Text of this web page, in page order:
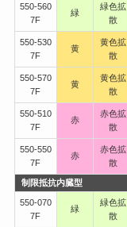
550-560
7F
緑
緑色拡
散
550-530
7F
黄
黄色拡
散
550-570
7F
黄
黄色拡
散
550-510
7F
赤
赤色拡
散
550-550
7F
赤
赤色拡
散
制限抵抗内臓型
550-070
7F
緑
緑色拡
散